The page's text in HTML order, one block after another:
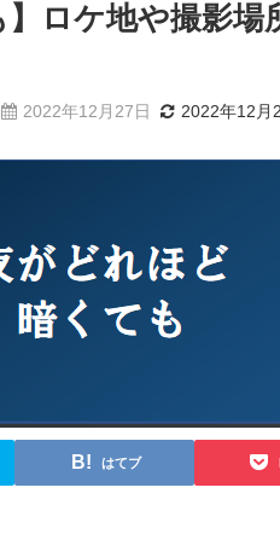
】ロケ地や撮影
2022年12月27日 2022年12月
はてブ